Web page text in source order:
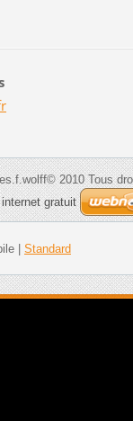
2010 Tous
gratuit
| Standard